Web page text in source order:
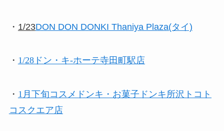
・ 1/23DON DON DONKI Thaniya Plaza(タイ)
・ 1/28ドン・キ-ホーテ寺田町駅店
・ 1月下旬コスメドンキ・お菓子ドンキ所沢トコト
コスクエア店